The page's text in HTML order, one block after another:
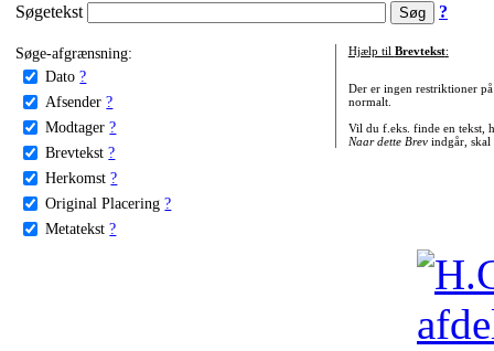
Søgetekst ?
Søge-afgrænsning:
Dato ?
Afsender ?
Modtager ?
Brevtekst ?
Herkomst ?
Original Placering ?
Metatekst ?
Hjælp til Brevtekst:
Der er ingen restriktioner
normalt.
Vil du f.eks. finde en tekst,
Naar dette Brevindgår, skal